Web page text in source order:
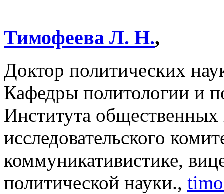
Тимофеева Л. Н.,
Доктор политических
Кафедры политологии и
Института
исследовательского
коммуникативистике,
политической науки.,